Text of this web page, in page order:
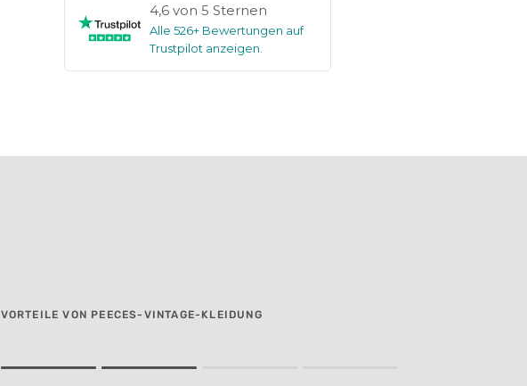
4,6 von 5 Sternen
Alle 526+ Bewertungen auf
Trustpilot anzeigen
VORTEILE VON PEECES-VINTAGE-KLEIDUNG